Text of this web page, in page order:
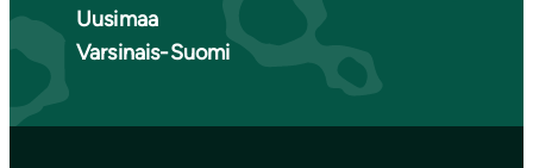
Uusimaa
Varsinais-Suomi